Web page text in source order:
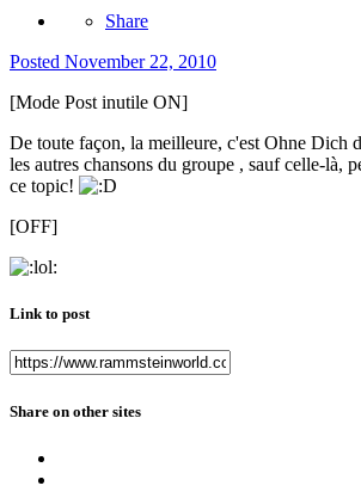
Share
Posted November 22, 2010
[Mode Post inutile ON]
De toute façon, la meilleure, c'est Ohne Dich
les autres chansons du groupe , sauf celle-là,
ce topic!
[OFF]
Link to post
Share on other sites